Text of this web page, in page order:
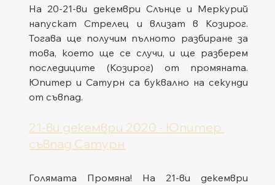
На 20-21-ви декември Слънце и Меркурий
напускат Стрелец и влизат в Козирог.
Тогава ще получим пълното разбиране за
това, което ще се случи, и ще разберем
последиците (Козирог) от промяната.
Юпитер и Сатурн са буквално на секунди
от съвпад.
21-ви декември 2020 - Юпитер
съвпад Сатурн
Голямата Промяна! На 21-ви декември